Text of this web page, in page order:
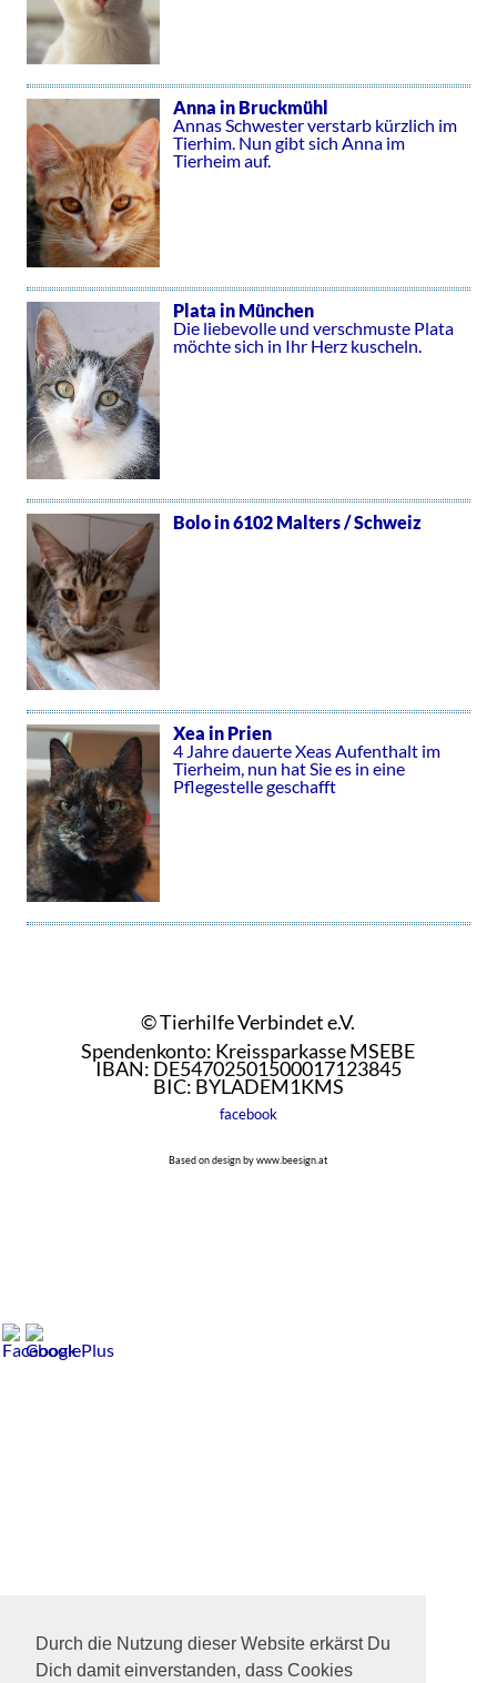
Durch die Nutzung dieser Website erkärst Du
Dich damit einverstanden, dass Cookies
Anna in Bruckmühl
Annas Schwester verstarb kürzlich im
Tierhim. Nun gibt sich Anna im
Tierheim auf.
Plata in München
Die liebevolle und verschmuste Plata
möchte sich in Ihr Herz kuscheln.
Bolo in 6102 Malters / Schweiz
Xea in Prien
4 Jahre dauerte Xeas Aufenthalt im
Tierheim, nun hat Sie es in eine
Pflegestelle geschafft
© Tierhilfe Verbindet e.V.
Spendenkonto: Kreissparkasse MSEBE
IBAN: DE54702501500017123845
BIC: BYLADEM1KMS
facebook
Based on design by www.beesign.at